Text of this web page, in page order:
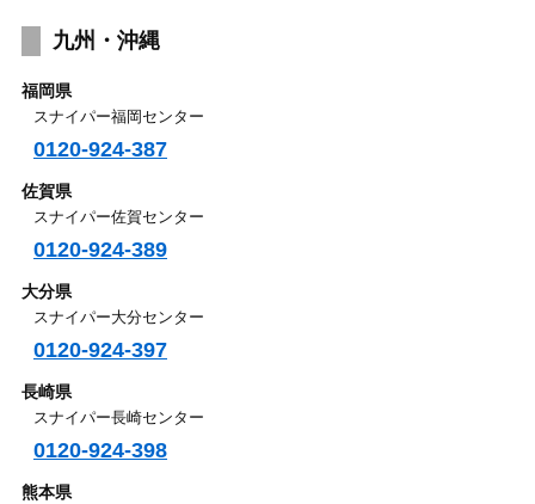
九州・沖縄
福岡県
スナイパー福岡センター
0120-924-387
佐賀県
スナイパー佐賀センター
0120-924-389
大分県
スナイパー大分センター
0120-924-397
長崎県
スナイパー長崎センター
0120-924-398
熊本県